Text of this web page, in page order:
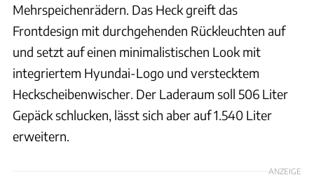
Mehrspeichenrädern. Das Heck greift das
Frontdesign mit durchgehenden Rückleuchten auf
und setzt auf einen minimalistischen Look mit
integriertem Hyundai-Logo und verstecktem
Heckscheibenwischer. Der Laderaum soll 506 Liter
Gepäck schlucken, lässt sich aber auf 1.540 Liter
erweitern.
ANZEIGE